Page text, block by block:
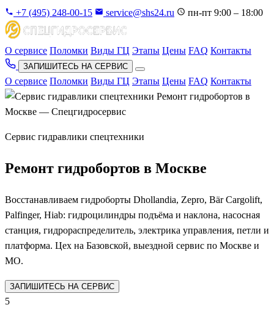
+7 (495) 248-00-15 service@shs24.ru пн-пт 9:00 – 18:00
О сервисе Поломки Виды ГЦ Этапы Цены FAQ Контакты
ЗАПИШИТЕСЬ НА СЕРВИС
О сервисе Поломки Виды ГЦ Этапы Цены FAQ Контакты
Сервис гидравлики спецтехники
Ремонт гидробортов в Москве
Восстанавливаем гидроборты Dhollandia, Zepro, Bär Cargolift,
Palfinger, Hiab: гидроцилиндры подъёма и наклона, насосная
станция, гидрораспределитель, электрика управления, петли и
платформа. Цех на Базовской, выездной сервис по Москве и
МО.
ЗАПИШИТЕСЬ НА СЕРВИС
5